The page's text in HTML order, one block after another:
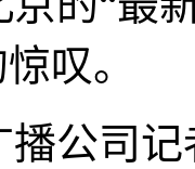
叹。
司记